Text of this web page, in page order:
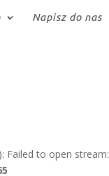
Napisz do nas
Failed to open stream: